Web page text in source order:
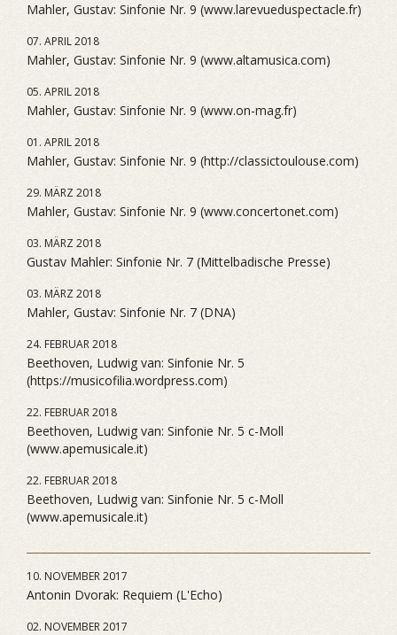
Mahler, Gustav: Sinfonie Nr. 9 (www.larevueduspectacle.fr)
07. APRIL 2018
Mahler, Gustav: Sinfonie Nr. 9 (www.altamusica.com)
05. APRIL 2018
Mahler, Gustav: Sinfonie Nr. 9 (www.on-mag.fr)
01. APRIL 2018
Mahler, Gustav: Sinfonie Nr. 9 (http://classictoulouse.com)
29. MÄRZ 2018
Mahler, Gustav: Sinfonie Nr. 9 (www.concertonet.com)
03. MÄRZ 2018
Gustav Mahler: Sinfonie Nr. 7 (Mittelbadische Presse)
03. MÄRZ 2018
Mahler, Gustav: Sinfonie Nr. 7 (DNA)
24. FEBRUAR 2018
Beethoven, Ludwig van: Sinfonie Nr. 5
(https://musicofilia.wordpress.com)
22. FEBRUAR 2018
Beethoven, Ludwig van: Sinfonie Nr. 5 c-Moll
(www.apemusicale.it)
22. FEBRUAR 2018
Beethoven, Ludwig van: Sinfonie Nr. 5 c-Moll
(www.apemusicale.it)
10. NOVEMBER 2017
Antonin Dvorak: Requiem (L'Echo)
02. NOVEMBER 2017